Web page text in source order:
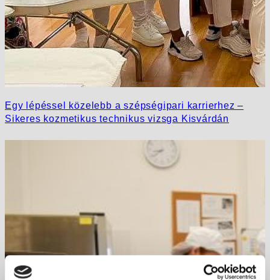
Egy lépéssel közelebb a szépségipari karrierhez –
Sikeres kozmetikus technikus vizsga Kisvárdán